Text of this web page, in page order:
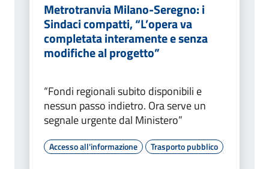
Metrotranvia Milano-Seregno: i
Sindaci compatti, “L’opera va
completata interamente e senza
modifiche al progetto”
“Fondi regionali subito disponibili e
nessun passo indietro. Ora serve un
segnale urgente dal Ministero”
Accesso all'informazione Trasporto pubblico